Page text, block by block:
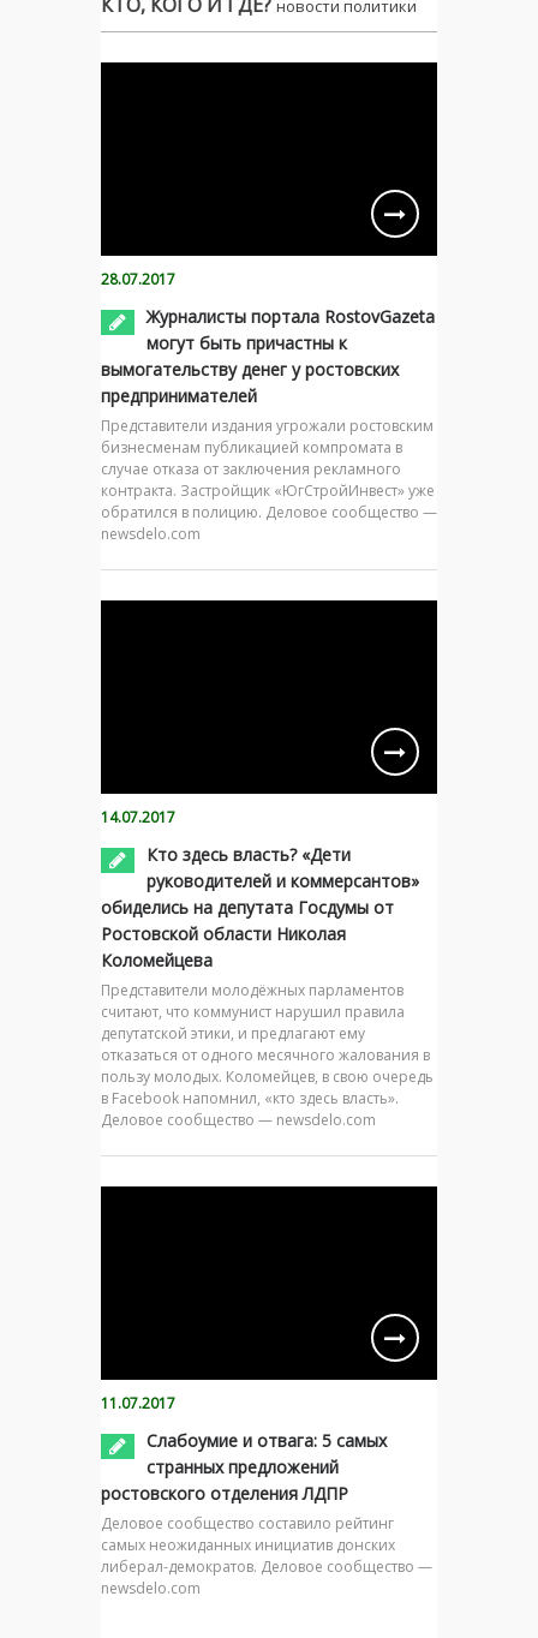
новости политики
28.07.2017
Журналисты портала RostovGazeta
могут быть причастны к
вымогательству денег у ростовских
предпринимателей
Представители издания угрожали ростовским
бизнесменам публикацией компромата в
случае отказа от заключения рекламного
контракта. Застройщик «ЮгСтройИнвест» уже
обратился в полицию. Деловое сообщество —
newsdelo.com
14.07.2017
Кто здесь власть? «Дети
руководителей и коммерсантов»
обиделись на депутата Госдумы от
Ростовской области Николая
Коломейцева
Представители молодёжных парламентов
считают, что коммунист нарушил правила
депутатской этики, и предлагают ему
отказаться от одного месячного жалования в
пользу молодых. Коломейцев, в свою очередь
в Facebook напомнил, «кто здесь власть».
Деловое сообщество — newsdelo.com
11.07.2017
Слабоумие и отвага: 5 самых
странных предложений
ростовского отделения ЛДПР
Деловое сообщество составило рейтинг
самых неожиданных инициатив донских
либерал-демократов. Деловое сообщество —
newsdelo.com